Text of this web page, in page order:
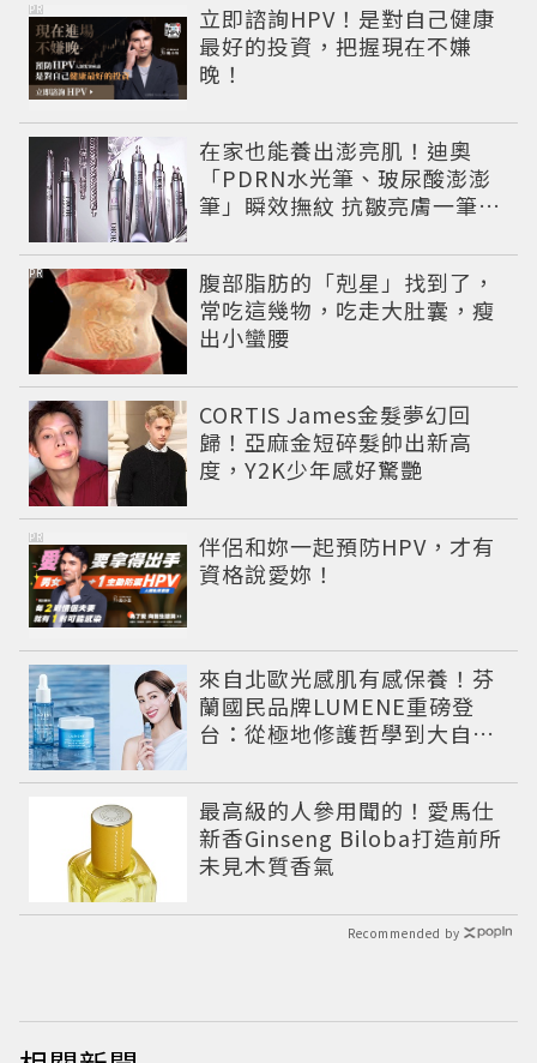
立即諮詢HPV！是對自己健康
最好的投資，把握現在不嫌
晚！
PR
在家也能養出澎亮肌！迪奧
「PDRN水光筆、玻尿酸澎澎
筆」瞬效撫紋 抗皺亮膚一筆有
腹部脂肪的「剋星」找到了，
常吃這幾物，吃走大肚囊，瘦
出小蠻腰
PR
CORTIS James金髮夢幻回
歸！亞麻金短碎髮帥出新高
度，Y2K少年感好驚艷
伴侶和妳一起預防HPV，才有
資格說愛妳！
PR
來自北歐光感肌有感保養！芬
蘭國民品牌LUMENE重磅登
台：從極地修護哲學到大自然
活美學
最高級的人參用聞的！愛馬仕
新香Ginseng Biloba打造前所
未見木質香氣
Recommended by